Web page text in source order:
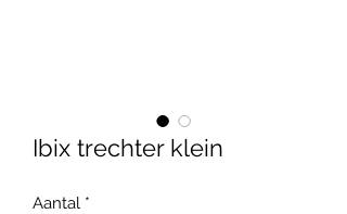
Ibix trechter klein
Aantal *